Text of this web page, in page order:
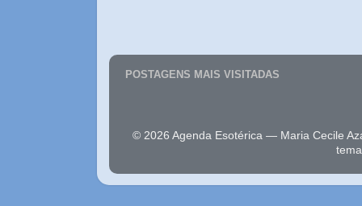
POSTAGENS MAIS VISITADAS
© 2026 Agenda Esotérica — Maria Cecile